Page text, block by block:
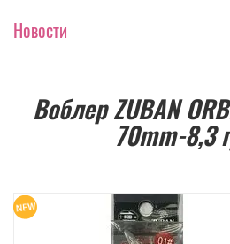
Новости
Воблер ZUBAN
70mm-8,3